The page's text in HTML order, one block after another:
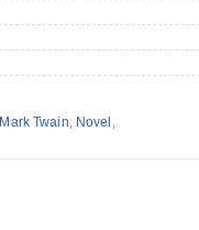
Mark Twain, Novel ,